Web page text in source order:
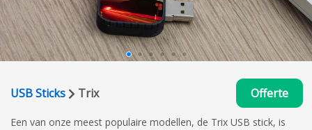
USB Sticks Trix Offerte
Een van onze meest populaire modellen, de Trix USB stick, is